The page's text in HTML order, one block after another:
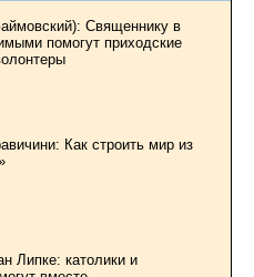
Священнику в
помогут приходские
Как строить мир из
Липке: католики и